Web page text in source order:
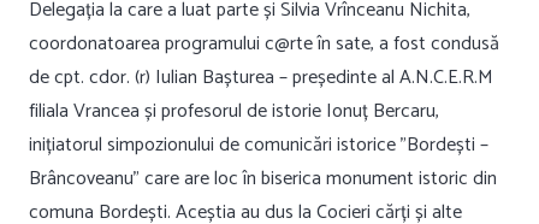
Delegația la care a luat parte și Silvia Vrînceanu Nichita,
coordonatoarea programului c@rte în sate, a fost condusă
de cpt. cdor. (r) Iulian Bașturea – președinte al A.N.C.E.R.M
filiala Vrancea și profesorul de istorie Ionuț Bercaru,
inițiatorul simpozionului de comunicări istorice ”Bordești –
Brâncoveanu” care are loc în biserica monument istoric din
comuna Bordești. Aceștia au dus la Cocieri cărți și alte